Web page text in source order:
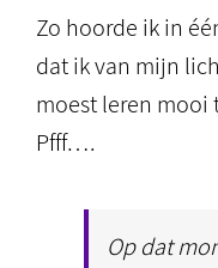
Zo hoorde ik in
dat ik van mijn
moest leren mooi
Pfff….
Op dat